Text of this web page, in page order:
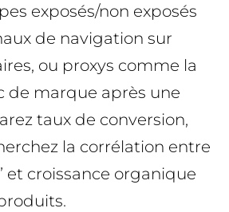
exposés/non exposés
de navigation sur
ou proxys comme la
de marque après une
taux de conversion,
la corrélation entre
et croissance organique